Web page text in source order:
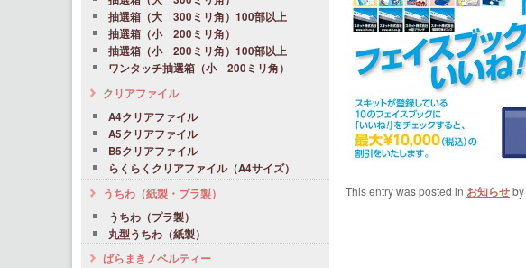
This entry was posted in お知らせby
抽選箱（大 300ミリ角）100部以上
抽選箱（小 200ミリ角）
抽選箱（小 200ミリ角）100部以上
ワンタッチ抽選箱（小 200ミリ角）
クリアファイル
A4クリアファイル
A5クリアファイル
B5クリアファイル
らくらくクリアファイル（A4サイズ）
うちわ（紙製・プラ製）
うちわ（プラ製）
丸型うちわ（紙製）
ばらまきノベルティー